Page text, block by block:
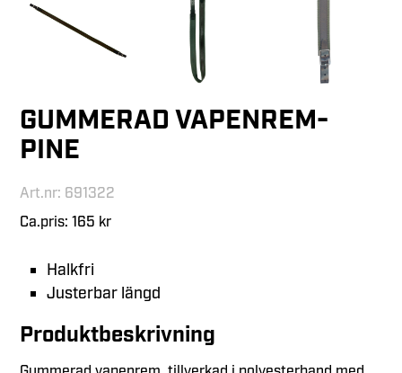
GUMMERAD VAPENREM-
PINE
Art.nr: 691322
Ca.pris: 165 kr
Halkfri
Justerbar längd
Produktbeskrivning